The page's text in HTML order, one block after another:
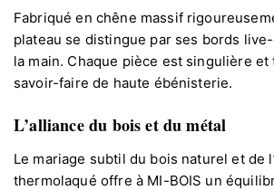
Fabriqué en chêne massif
plateau se distingue par ses bords
la main. Chaque pièce est singulière et
savoir-faire de haute ébénisterie.
L’alliance du bois et du métal
Le mariage subtil du bois naturel et de
thermolaqué offre à MI-BOIS un